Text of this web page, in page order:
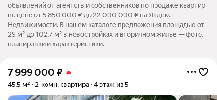
объявлений от агентств и собственников по продаже квартир
по цене от 5 850 000 ₽ до 22 000 000 ₽ на Яндекс
Недвижимости. В нашем каталоге предложения площадью от
29 м² до 102,7 м² в новостройках и вторичном жилье — фото,
планировки и характеристики.
7 999 000 ₽
45,5 м² 2-комн. квартира 4 этаж из 5